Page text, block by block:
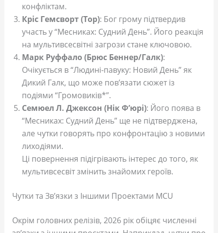
конфліктам.
Кріс Гемсворт (Тор): Бог грому підтвердив
участь у “Месниках: Судний День”. Його реакція
на мультивсесвітні загрози стане ключовою.
Марк Руффало (Брюс Беннер/Галк):
Очікується в “Людині-павуку: Новий День” як
Дикий Галк, що може пов’язати сюжет із
подіями “Громовиків*”.
Семюел Л. Джексон (Нік Ф’юрі): Його поява в
“Месниках: Судний День” ще не підтверджена,
але чутки говорять про конфронтацію з новими
лиходіями.
Ці повернення підігрівають інтерес до того, як
мультивсесвіт змінить знайомих героїв.
Чутки та Зв’язки з Іншими Проектами MCU
Окрім головних релізів, 2026 рік обіцяє численні